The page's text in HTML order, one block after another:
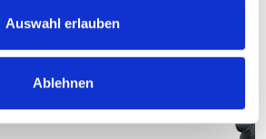
Auswahl erlauben
Ablehnen